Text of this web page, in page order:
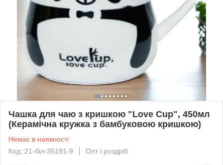
Чашка для чаю з кришкою "Love Cup", 450мл
(Керамічна кружка з бамбуковою кришкою)
Немає в наявності
Код: 21-біл-35191-9
Опт і роздріб